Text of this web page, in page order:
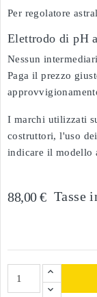
Per regolatore
Elettrodo di pH
Nessun
Paga il prezzo
I marchi utilizzati
costruttori, l'uso
indicare il modello
88,00 € Tasse